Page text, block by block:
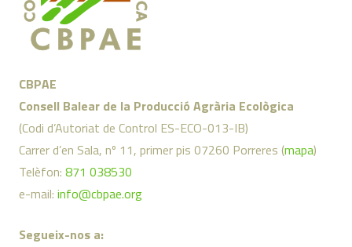
CBPAE
Consell Balear de la Producció Agrària Ecològica
(Codi d’Autoriat de Control ES-ECO-013-IB)
Carrer d’en Sala, nº 11, primer pis 07260 Porreres (mapa)
Telèfon: 871 038530
e-mail: info@cbpae.org
Segueix-nos a: